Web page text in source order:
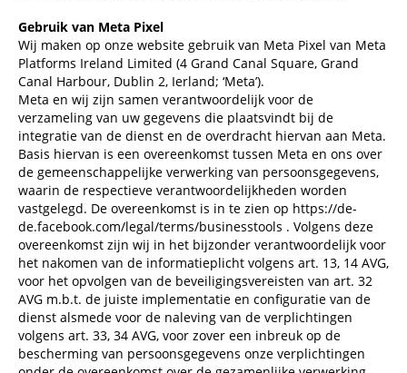
Gebruik van Meta Pixel
Wij maken op onze website gebruik van Meta Pixel van Meta
Platforms Ireland Limited (4 Grand Canal Square, Grand
Canal Harbour, Dublin 2, Ierland; ‘Meta’).
Meta en wij zijn samen verantwoordelijk voor de
verzameling van uw gegevens die plaatsvindt bij de
integratie van de dienst en de overdracht hiervan aan Meta.
Basis hiervan is een overeenkomst tussen Meta en ons over
de gemeenschappelijke verwerking van persoonsgegevens,
waarin de respectieve verantwoordelijkheden worden
vastgelegd. De overeenkomst is in te zien op https://de-
de.facebook.com/legal/terms/businesstools . Volgens deze
overeenkomst zijn wij in het bijzonder verantwoordelijk voor
het nakomen van de informatieplicht volgens art. 13, 14 AVG,
voor het opvolgen van de beveiligingsvereisten van art. 32
AVG m.b.t. de juiste implementatie en configuratie van de
dienst alsmede voor de naleving van de verplichtingen
volgens art. 33, 34 AVG, voor zover een inbreuk op de
bescherming van persoonsgegevens onze verplichtingen